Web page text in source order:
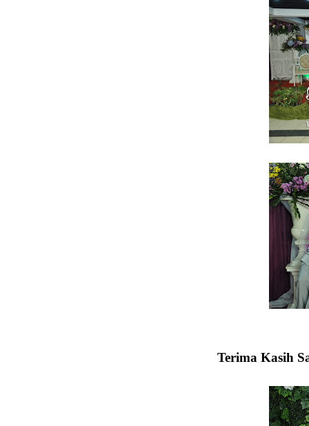
Terima Kasih